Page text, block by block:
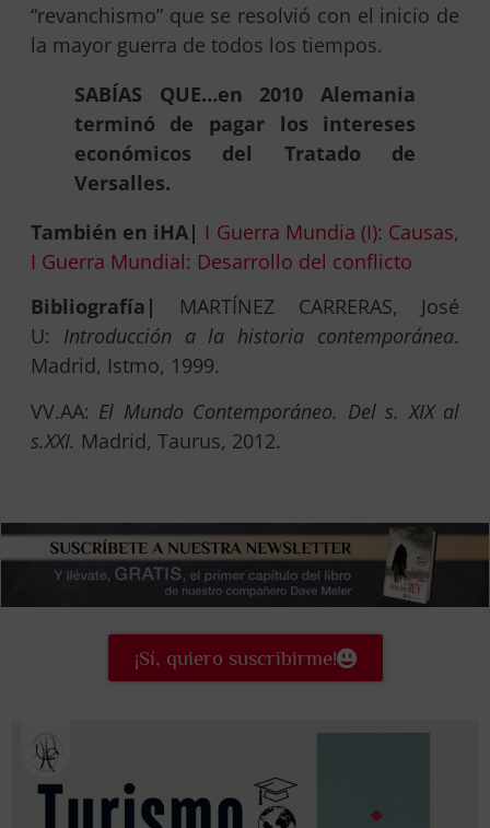
“revanchismo” que se resolvió con el inicio de
la mayor guerra de todos los tiempos.
SABÍAS QUE…en 2010 Alemania
terminó de pagar los intereses
económicos del Tratado de
Versalles.
También en iHA| I Guerra Mundia (I): Causas,
I Guerra Mundial: Desarrollo del conflicto
Bibliografía| MARTÍNEZ CARRERAS, José
U: Introducción a la historia contemporánea.
Madrid, Istmo, 1999.
VV.AA: El Mundo Contemporáneo. Del s. XIX al
s.XXI. Madrid, Taurus, 2012.
¡Sí, quiero suscribirme!